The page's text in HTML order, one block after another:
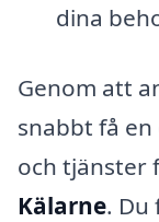
dina
Genom att
snabbt få
och tjänster
Kälarne. Du